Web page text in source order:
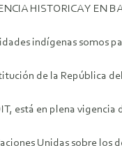
HISTORICA Y EN
indígenas somos
de la República
está en plena vigencia
Unidas sobre los